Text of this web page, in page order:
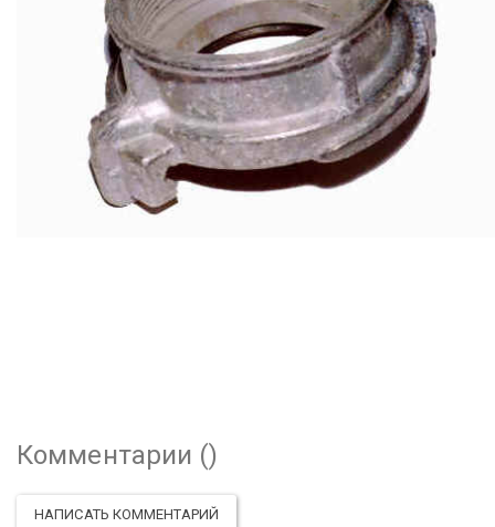
Комментарии ()
НАПИСАТЬ КОММЕНТАРИЙ